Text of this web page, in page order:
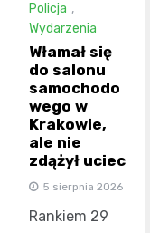
Policja ,
Wydarzenia
Włamał się
do salonu
samochodo
wego w
Krakowie,
ale nie
zdążył uciec
5 sierpnia 2026
Rankiem 29